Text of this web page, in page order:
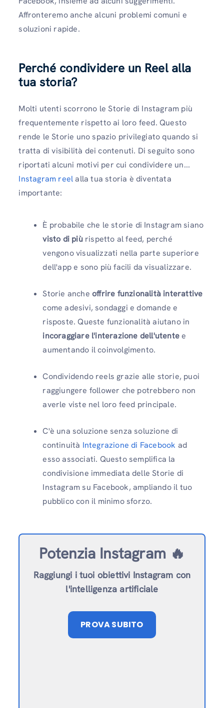
Affronteremo anche alcuni problemi comuni e
soluzioni rapide.
Perché condividere un Reel alla
tua storia?
Molti utenti scorrono le Storie di Instagram più
frequentemente rispetto ai loro feed. Questo
rende le Storie uno spazio privilegiato quando si
tratta di visibilità dei contenuti. Di seguito sono
riportati alcuni motivi per cui condividere un...
Instagram reelalla tua storia è diventata
importante:
È probabile che le storie di Instagram siano
visto di piùrispetto al feed, perché
vengono visualizzati nella parte superiore
dell'app e sono più facili da visualizzare.
Storie anche offrire funzionalità interattive
come adesivi, sondaggi e domande e
risposte. Queste funzionalità aiutano in
incoraggiare l'interazione dell'utentee
aumentando il coinvolgimento.
Condividendo reels grazie alle storie, puoi
raggiungere follower che potrebbero non
averle viste nel loro feed principale.
C'è una soluzione senza soluzione di
continuità Integrazione di Facebook ad
esso associati. Questo semplifica la
condivisione immediata delle Storie di
Instagram su Facebook, ampliando il tuo
pubblico con il minimo sforzo.
Potenzia Instagram 🔥
Raggiungi i tuoi obiettivi Instagram con
l'intelligenza artificiale
PROVA SUBITO